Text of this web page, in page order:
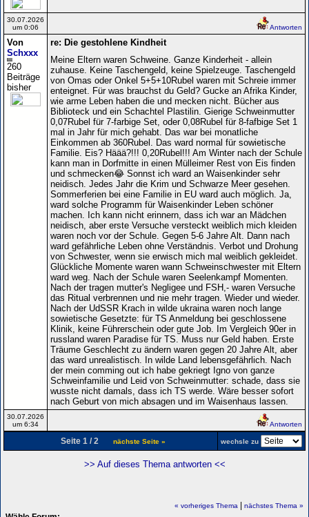
30.07.2026
um 0:06
Antworten
Von
Schxxx
260
Beiträge
bisher
re: Die gestohlene Kindheit
Meine Eltern waren Schweine. Ganze Kinderheit - allein
zuhause. Keine Taschengeld, keine Spielzeuge. Taschengeld
von Omas oder Onkel 5+5+10Rubel waren mit Schreie immer
enteignet. Für was brauchst du Geld? Gucke an Afrika Kinder,
wie arme Leben haben die und mecken nicht. Bücher aus
Biblioteck und ein Schachtel Plastilin. Gierige Schweinmutter
0,07Rubel für 7-farbige Set, oder 0,08Rubel für 8-fafbige Set 1
mal in Jahr für mich gehabt. Das war bei monatliche
Einkommen ab 360Rubel. Das ward normal für sowietische
Familie. Eis? Häää?!!! 0,20Rubel!!! Am Winter nach der Schule
kann man in Dorfmitte in einen Mülleimer Rest von Eis finden
und schmecken😂 Sonnst ich ward an Waisenkinder sehr
neidisch. Jedes Jahr die Krim und Schwarze Meer gesehen.
Sommerferien bei eine Familie in EU ward auch möglich. Ja,
ward solche Programm für Waisenkinder Leben schöner
machen. Ich kann nicht erinnern, dass ich war an Mädchen
neidisch, aber erste Versuche versteckt weiblich mich kleiden
waren noch vor der Schule. Gegen 5-6 Jahre Alt. Dann nach
ward gefährliche Leben ohne Verständnis. Verbot und Drohung
von Schwester, wenn sie erwisch mich mal weiblich gekleidet.
Glückliche Momente waren wann Schweinschwester mit Eltern
ward weg. Nach der Schule waren Seelenkampf Momenten.
Nach der tragen mutter's Negligee und FSH,- waren Versuche
das Ritual verbrennen und nie mehr tragen. Wieder und wieder.
Nach der UdSSR Krach in wilde ukraina waren noch lange
sowietische Gesetzte: für TS Anmeldung bei geschlossene
Klinik, keine Führerschein oder gute Job. Im Vergleich 90er in
russland waren Paradise für TS. Muss nur Geld haben. Erste
Träume Geschlecht zu ändern waren gegen 20 Jahre Alt, aber
das ward unrealistisch. In wilde Land lebensgefährlich. Nach
der mein comming out ich habe gekriegt Igno von ganze
Schweinfamilie und Leid von Schweinmutter: schade, dass sie
wusste nicht damals, dass ich TS werde. Wäre besser sofort
nach Geburt von mich absagen und im Waisenhaus lassen.
30.07.2026
um 6:34
Antworten
Seite 1 / 2 nächste Seite » wechsle zu
>> Auf dieses Thema antworten <<
« vorheriges Thema nächstes Thema »